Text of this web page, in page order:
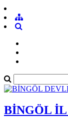
BİNGÖL